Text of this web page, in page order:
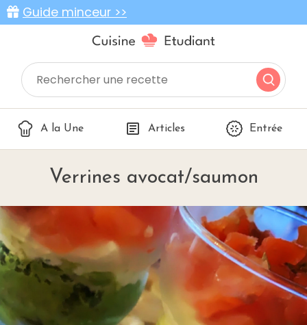
Guide minceur >>
A la Une Articles Entrée
Verrines avocat/saumon